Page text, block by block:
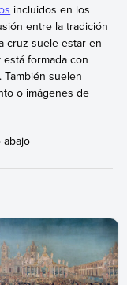
incluidos en los
entre la tradición
cruz suele estar en
formada con
suelen
o imágenes de